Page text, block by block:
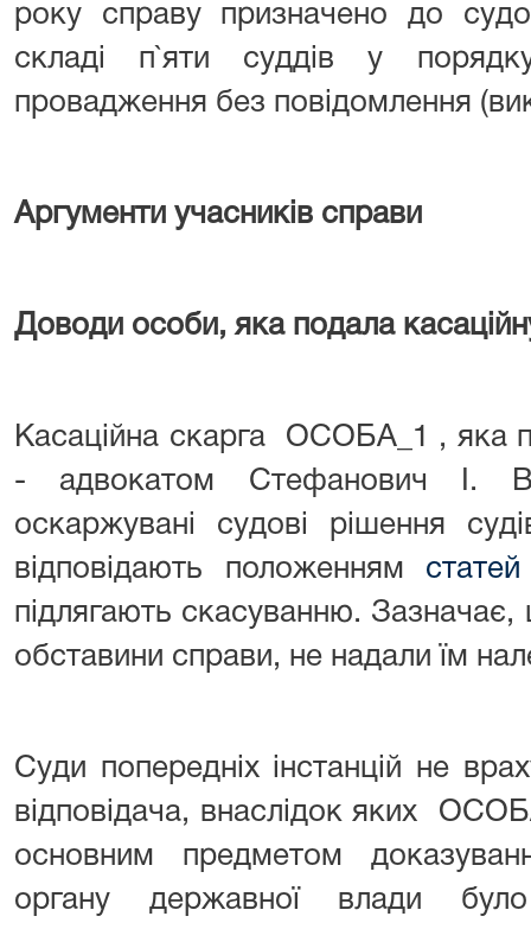
року справу призначено до
складі п`яти суддів у
провадження без повідомлення
Аргументи учасників справи
Доводи особи, яка подала
Касаційна скарга ОСОБА_1 , яка
- адвокатом Стефанович І.
оскаржувані судові рішення
відповідають положенням
підлягають скасуванню.
обставини справи, не надали їм
Суди попередніх інстанцій не
відповідача, внаслідок яких
основним предметом
органу державної влади